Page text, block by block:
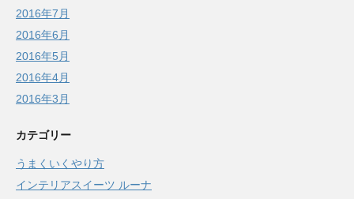
2016年7月
2016年6月
2016年5月
2016年4月
2016年3月
カテゴリー
うまくいくやり方
インテリアスイーツ ルーナ